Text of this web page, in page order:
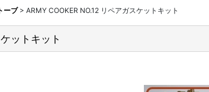
ーブ > ARMY COOKER NO.12 リペアガスケットキット
ットキット